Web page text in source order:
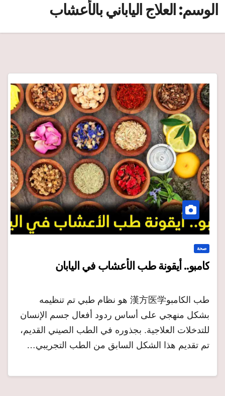
الوسم: العلاج الياباني بالأعشاب
صحة
كامبو.. أيقونة طب الأعشاب في اليابان
طب الكامبو漢方医学 هو نظام طبي تم تنظيمه
بشكل منهجي على أساس ردود أفعال جسم الإنسان
للتدخلات العلاجية. بجذوره في الطب الصيني القديم،
تم تقديم هذا الشكل السابق من الطب التجريبي…